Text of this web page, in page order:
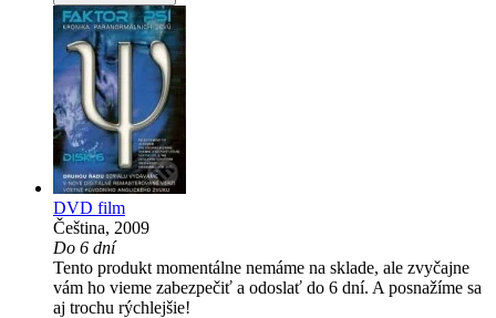
DVD film
Čeština, 2009
Do 6 dní
Tento produkt momentálne nemáme na sklade, ale zvyčajne
vám ho vieme zabezpečiť a odoslať do 6 dní. A posnažíme sa
aj trochu rýchlejšie!